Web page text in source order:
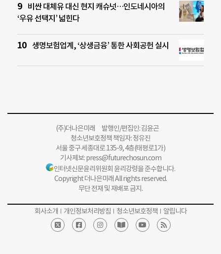
비싼 대체유 대신 현지 캐슈넛…인도네시아의
‘우유 선택지’ 넓힌다
생명보험업계, ‘상생금융’ 통한 사회공헌 실시
(주)더나은미래 발행인/편집인: 김윤곤
청소년보호정책 책임자: 정유진
서울 중구 세종대로 135-9, 4층(태평로1가)
기사제보:press@futurechosun.com
인터넷신문윤리위원회 윤리강령을 준수합니다.
Copyright 더나은미래 All rights reserved.
무단 전재 및 재배포 금지.
회사소개 개인정보처리방침 청소년보호정책 알립니다